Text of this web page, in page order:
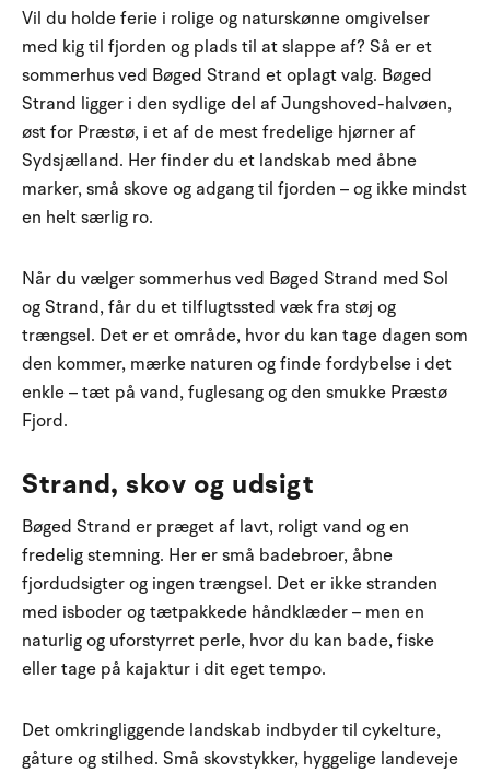
Vil du holde ferie i rolige og naturskønne omgivelser
med kig til fjorden og plads til at slappe af? Så er et
sommerhus ved Bøged Strand et oplagt valg. Bøged
Strand ligger i den sydlige del af Jungshoved-halvøen,
øst for Præstø, i et af de mest fredelige hjørner af
Sydsjælland. Her finder du et landskab med åbne
marker, små skove og adgang til fjorden – og ikke mindst
en helt særlig ro.
Når du vælger sommerhus ved Bøged Strand med Sol
og Strand, får du et tilflugtssted væk fra støj og
trængsel. Det er et område, hvor du kan tage dagen som
den kommer, mærke naturen og finde fordybelse i det
enkle – tæt på vand, fuglesang og den smukke Præstø
Fjord.
Strand, skov og udsigt
Bøged Strand er præget af lavt, roligt vand og en
fredelig stemning. Her er små badebroer, åbne
fjordudsigter og ingen trængsel. Det er ikke stranden
med isboder og tætpakkede håndklæder – men en
naturlig og uforstyrret perle, hvor du kan bade, fiske
eller tage på kajaktur i dit eget tempo.
Det omkringliggende landskab indbyder til cykelture,
gåture og stilhed. Små skovstykker, hyggelige landeveje